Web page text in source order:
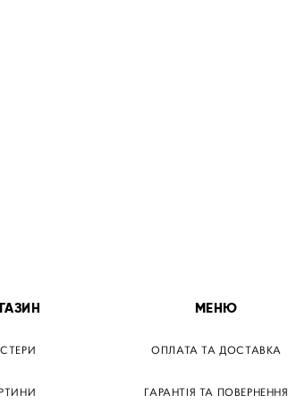
МЕНЮ
ОПЛАТА ТА ДОСТАВКА
ГАРАНТІЯ ТА ПОВЕРНЕННЯ